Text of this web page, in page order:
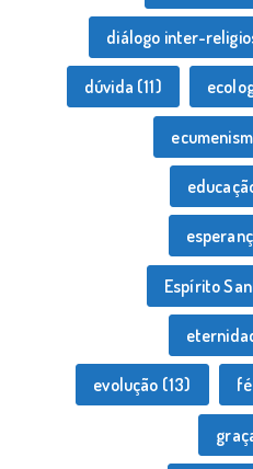
diálogo inter-
dúvida (11)
Espírito
evolução (13) fé